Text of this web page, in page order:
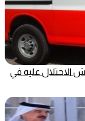
الاحتلال عليه في